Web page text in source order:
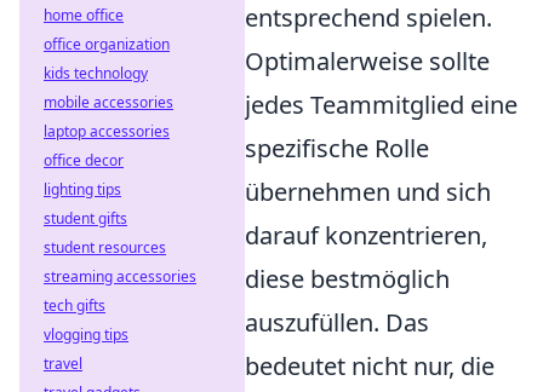
entsprechend spielen.
Optimalerweise sollte
jedes Teammitglied eine
spezifische Rolle
übernehmen und sich
darauf konzentrieren,
diese bestmöglich
auszufüllen. Das
bedeutet nicht nur, die
home office
office organization
kids technology
mobile accessories
laptop accessories
office decor
lighting tips
student gifts
student resources
streaming accessories
tech gifts
vlogging tips
travel